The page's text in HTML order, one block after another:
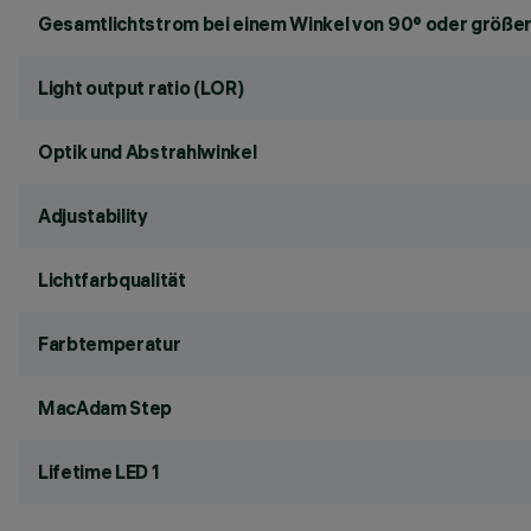
Gesamtlichtstrom bei einem Winkel von 90° oder
Light output ratio (LOR)
Optik und Abstrahlwinkel
Adjustability
Lichtfarbqualität
Farbtemperatur
MacAdam Step
Lifetime LED 1